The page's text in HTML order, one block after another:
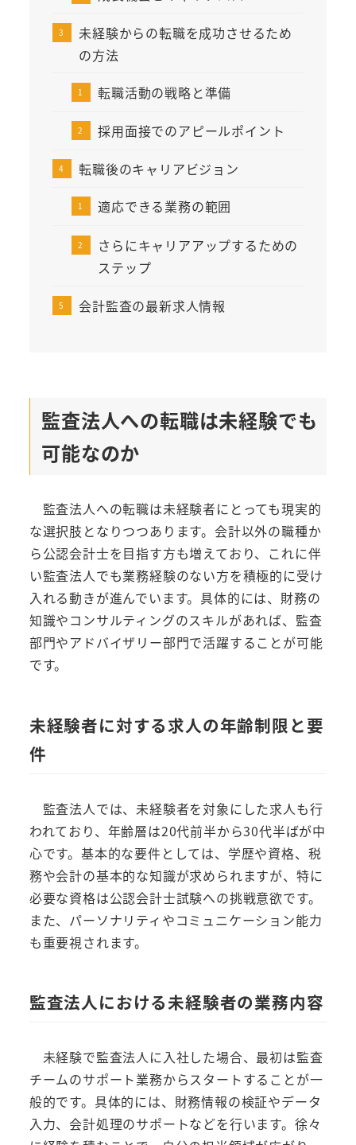
未経験からの転職を成功させるため
の方法
転職活動の戦略と準備
採用面接でのアピールポイント
転職後のキャリアビジョン
適応できる業務の範囲
さらにキャリアアップするための
ステップ
会計監査の最新求人情報
監査法人への転職は未経験でも
可能なのか
監査法人への転職は未経験者にとっても現実的
な選択肢となりつつあります。会計以外の職種か
ら公認会計士を目指す方も増えており、これに伴
い監査法人でも業務経験のない方を積極的に受け
入れる動きが進んでいます。具体的には、財務の
知識やコンサルティングのスキルがあれば、監査
部門やアドバイザリー部門で活躍することが可能
です。
未経験者に対する求人の年齢制限と要
件
監査法人では、未経験者を対象にした求人も行
われており、年齢層は20代前半から30代半ばが中
心です。基本的な要件としては、学歴や資格、税
務や会計の基本的な知識が求められますが、特に
必要な資格は公認会計士試験への挑戦意欲です。
また、パーソナリティやコミュニケーション能力
も重要視されます。
監査法人における未経験者の業務内容
未経験で監査法人に入社した場合、最初は監査
チームのサポート業務からスタートすることが一
般的です。具体的には、財務情報の検証やデータ
入力、会計処理のサポートなどを行います。徐々